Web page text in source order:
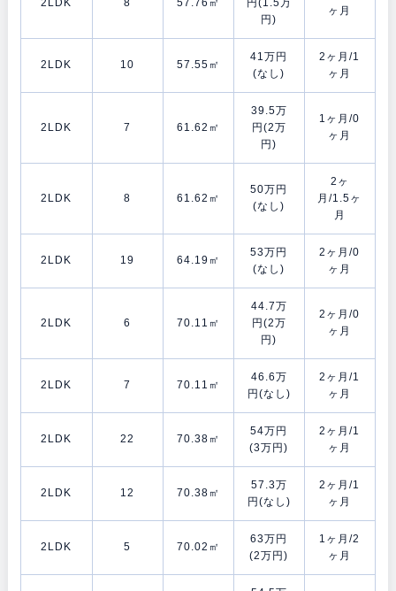
2LDK 8 57.76㎡
円(1.5万
円)
ヶ月
2LDK 10 57.55㎡
41万円
(なし)
2ヶ月/1
ヶ月
2LDK 7 61.62㎡
39.5万
円(2万
円)
1ヶ月/0
ヶ月
2LDK 8 61.62㎡
50万円
(なし)
2ヶ
月/1.5ヶ
月
2LDK 19 64.19㎡
53万円
(なし)
2ヶ月/0
ヶ月
2LDK 6 70.11㎡
44.7万
円(2万
円)
2ヶ月/0
ヶ月
2LDK 7 70.11㎡
46.6万
円(なし)
2ヶ月/1
ヶ月
2LDK 22 70.38㎡
54万円
(3万円)
2ヶ月/1
ヶ月
2LDK 12 70.38㎡
57.3万
円(なし)
2ヶ月/1
ヶ月
2LDK 5 70.02㎡
63万円
(2万円)
1ヶ月/2
ヶ月